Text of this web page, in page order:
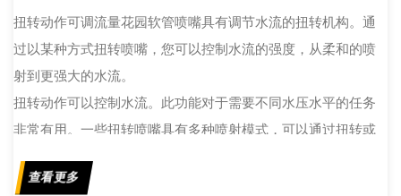
扭转动作可调流量花园软管喷嘴具有调节水流的扭转机构。通
过以某种方式扭转喷嘴，您可以控制水流的强度，从柔和的喷
射到更强大的水流。
扭转动作可以控制水流。此功能对于需要不同水压水平的任务
非常有用。一些扭转喷嘴具​​有多种喷射模式，可以通过扭转或
旋转喷嘴头来调节。常见的喷雾形式包括淋浴、薄雾、喷雾、
锥形和扁平。这种多功能性使它们适合各种浇水和清洁任务。
查看更多